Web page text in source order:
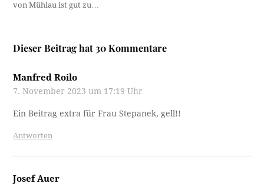
von Mühlau ist gut zu…
Dieser Beitrag hat 30 Kommentare
Manfred Roilo
7. November 2023 um 17:19 Uhr
Ein Beitrag extra für Frau Stepanek, gell!!
Antworten
Josef Auer